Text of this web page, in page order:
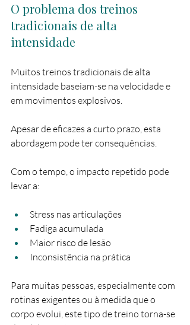
O problema dos treinos
tradicionais de alta
intensidade
Muitos treinos tradicionais de alta
intensidade baseiam-se na velocidade e
em movimentos explosivos.
Apesar de eficazes a curto prazo, esta
abordagem pode ter consequências.
Com o tempo, o impacto repetido pode
levar a:
Stress nas articulações
Fadiga acumulada
Maior risco de lesão
Inconsistência na prática
Para muitas pessoas, especialmente com
rotinas exigentes ou à medida que o
corpo evolui, este tipo de treino torna-se